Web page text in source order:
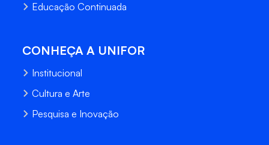
Educação Continuada
CONHEÇA A UNIFOR
Institucional
Cultura e Arte
Pesquisa e Inovação